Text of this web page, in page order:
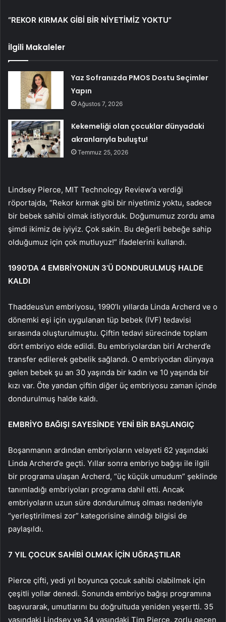
“REKOR KIRMAK GİBİ BİR NİYETİMİZ YOKTU”
İlgili Makaleler
Yaz Sofranızda PMOS Dostu Seçimler
Yapın
Ağustos 7, 2026
Kekemeliği olan çocuklar dünyadaki
akranlarıyla buluştu!
Temmuz 25, 2026
Lindsey Pierce, MIT Technology Review’a verdiği
röportajda, “Rekor kırmak gibi bir niyetimiz yoktu, sadece
bir bebek sahibi olmak istiyorduk. Doğumumuz zordu ama
şimdi ikimiz de iyiyiz. Çok sakin. Bu değerli bebeğe sahip
olduğumuz için çok mutluyuz!” ifadelerini kullandı.
1990’DA 4 EMBRİYONUN 3’Ü DONDURULMUŞ HALDE
KALDI
Thaddeus’un embriyosu, 1990’lı yıllarda Linda Archerd ve o
dönemki eşi için uygulanan tüp bebek (IVF) tedavisi
sırasında oluşturulmuştu. Çiftin tedavi sürecinde toplam
dört embriyo elde edildi. Bu embriyolardan biri Archerd’e
transfer edilerek gebelik sağlandı. O embriyodan dünyaya
gelen bebek şu an 30 yaşında bir kadın ve 10 yaşında bir
kızı var. Öte yandan çiftin diğer üç embriyosu zaman içinde
dondurulmuş halde kaldı.
EMBRİYO BAĞIŞI SAYESİNDE YENİ BİR BAŞLANGIÇ
Boşanmanın ardından embriyoların velayeti 62 yaşındaki
Linda Archerd’e geçti. Yıllar sonra embriyo bağışı ile ilgili
bir programa ulaşan Archerd, “üç küçük umudum” şeklinde
tanımladığı embriyoları programa dahil etti. Ancak
embriyoların uzun süre dondurulmuş olması nedeniyle
“yerleştirilmesi zor” kategorisine alındığı bilgisi de
paylaşıldı.
7 YIL ÇOCUK SAHİBİ OLMAK İÇİN UĞRAŞTILAR
Pierce çifti, yedi yıl boyunca çocuk sahibi olabilmek için
çeşitli yollar denedi. Sonunda embriyo bağışı programına
başvurarak, umutlarını bu doğrultuda yeniden yeşertti. 35
yaşındaki Lindsey ve 34 yaşındaki Tim Pierce, zorlu geçen